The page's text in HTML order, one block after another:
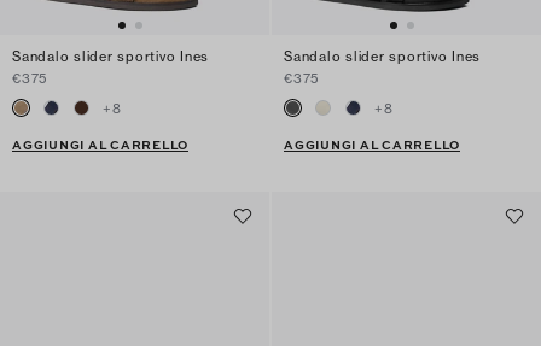
Sandalo slider sportivo Ines
€375
+8
AGGIUNGI AL CARRELLO
Sandalo slider sportivo Ines
€375
+8
AGGIUNGI AL CARRELLO